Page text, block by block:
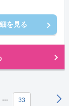
を見る
... 33